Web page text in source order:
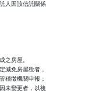
人因該信託關係
之房屋。
減免房屋稅者，
稽徵機關申報；
未變更者，以後